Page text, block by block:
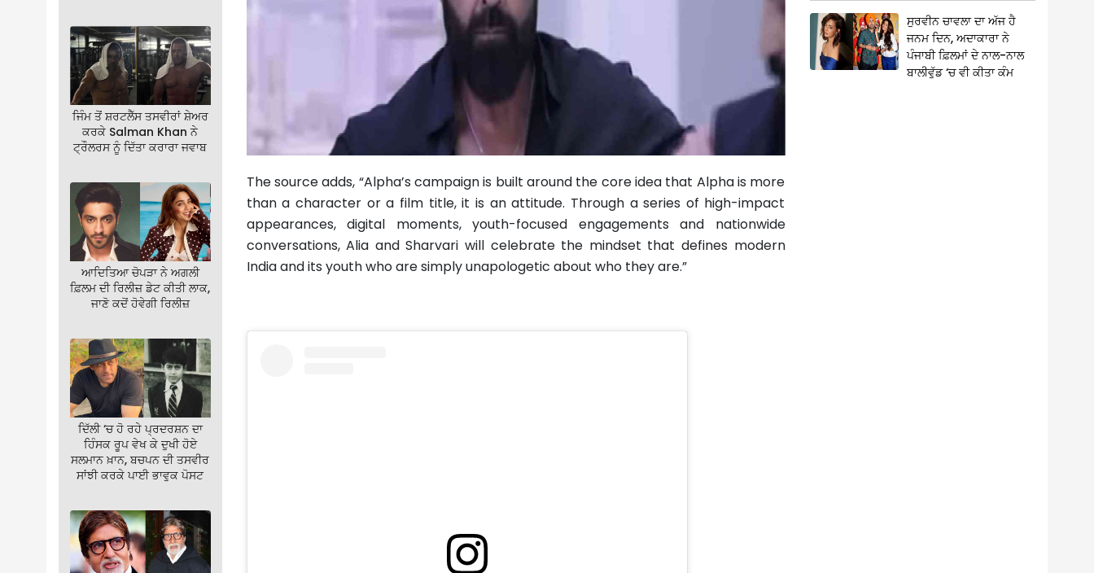
ਜਿੰਮ ਤੋਂ ਸ਼ਰਟਲੈੱਸ ਤਸਵੀਰਾਂ ਸ਼ੇਅਰ
ਕਰਕੇ Salman Khan ਨੇ
ਟ੍ਰੌਲਰਸ ਨੂੰ ਦਿੱਤਾ ਕਰਾਰਾ ਜਵਾਬ
ਆਦਿਤਿਆ ਚੋਪੜਾ ਨੇ ਅਗਲੀ
ਫ਼ਿਲਮ ਦੀ ਰਿਲੀਜ਼ ਡੇਟ ਕੀਤੀ ਲਾਕ,
ਜਾਣੋ ਕਦੋਂ ਹੋਵੇਗੀ ਰਿਲੀਜ਼
ਦਿੱਲੀ ‘ਚ ਹੋ ਰਹੇ ਪ੍ਰਦਰਸ਼ਨ ਦਾ
ਹਿੰਸਕ ਰੂਪ ਵੇਖ ਕੇ ਦੁਖੀ ਹੋਏ
ਸਲਮਾਨ ਖ਼ਾਨ, ਬਚਪਨ ਦੀ ਤਸਵੀਰ
ਸਾਂਝੀ ਕਰਕੇ ਪਾਈ ਭਾਵੁਕ ਪੋਸਟ
The source adds, “Alpha’s campaign is built around the core idea that Alpha is more
than a character or a film title, it is an attitude. Through a series of high-impact
appearances, digital moments, youth-focused engagements and nationwide
conversations, Alia and Sharvari will celebrate the mindset that defines modern
India and its youth who are simply unapologetic about who they are.”
ਸੁਰਵੀਨ ਚਾਵਲਾ ਦਾ ਅੱਜ ਹੈ
ਜਨਮ ਦਿਨ, ਅਦਾਕਾਰਾ ਨੇ
ਪੰਜਾਬੀ ਫ਼ਿਲਮਾਂ ਦੇ ਨਾਲ-ਨਾਲ
ਬਾਲੀਵੁੱਡ ‘ਚ ਵੀ ਕੀਤਾ ਕੰਮ